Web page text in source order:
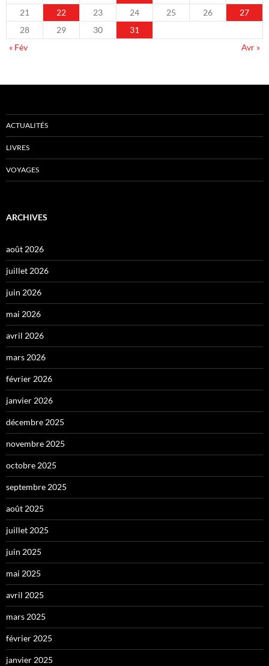
21
22 23 24 25 26
27
28
29 30
31
« Fév
Avr »
ACTUALITÉS
LIVRES
VOYAGES
ARCHIVES
août 2026
juillet 2026
juin 2026
mai 2026
avril 2026
mars 2026
février 2026
janvier 2026
décembre 2025
novembre 2025
octobre 2025
septembre 2025
août 2025
juillet 2025
juin 2025
mai 2025
avril 2025
mars 2025
février 2025
janvier 2025